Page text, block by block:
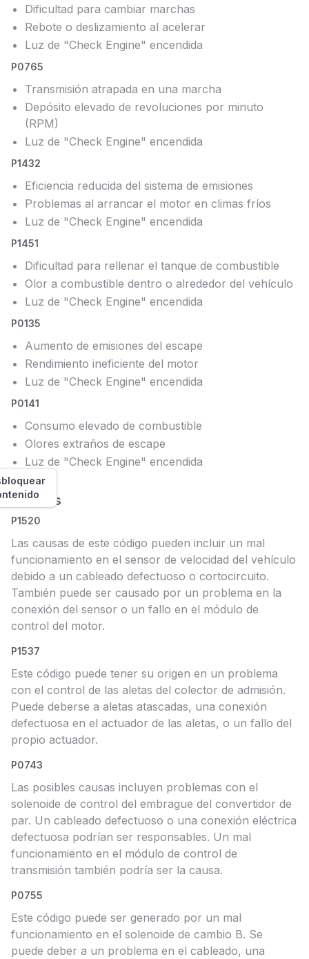
Dificultad para cambiar marchas
Rebote o deslizamiento al acelerar
Luz de "Check Engine" encendida
P0765
Transmisión atrapada en una marcha
Depósito elevado de revoluciones por minuto
(RPM)
Luz de "Check Engine" encendida
P1432
Eficiencia reducida del sistema de emisiones
Problemas al arrancar el motor en climas fríos
Luz de "Check Engine" encendida
P1451
Dificultad para rellenar el tanque de combustible
Olor a combustible dentro o alrededor del vehículo
Luz de "Check Engine" encendida
P0135
Aumento de emisiones del escape
Rendimiento ineficiente del motor
Luz de "Check Engine" encendida
P0141
Consumo elevado de combustible
Olores extraños de escape
Luz de "Check Engine" encendida
Causas
P1520
Las causas de este código pueden incluir un mal
funcionamiento en el sensor de velocidad del vehículo
debido a un cableado defectuoso o cortocircuito.
También puede ser causado por un problema en la
conexión del sensor o un fallo en el módulo de
control del motor.
P1537
Este código puede tener su origen en un problema
con el control de las aletas del colector de admisión.
Puede deberse a aletas atascadas, una conexión
defectuosa en el actuador de las aletas, o un fallo del
propio actuador.
P0743
Las posibles causas incluyen problemas con el
solenoide de control del embrague del convertidor de
par. Un cableado defectuoso o una conexión eléctrica
defectuosa podrían ser responsables. Un mal
funcionamiento en el módulo de control de
transmisión también podría ser la causa.
P0755
Este código puede ser generado por un mal
funcionamiento en el solenoide de cambio B. Se
puede deber a un problema en el cableado, una